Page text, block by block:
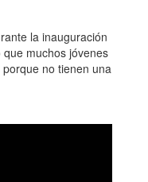
la inauguración
muchos jóvenes
no tienen una